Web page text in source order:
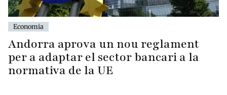
Economia
Andorra aprova un nou reglament
per a adaptar el sector bancari a la
normativa de la UE